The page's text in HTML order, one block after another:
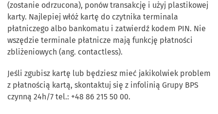
(zostanie odrzucona), ponów transakcję i użyj plastikowej
karty. Najlepiej włóż kartę do czytnika terminala
płatniczego albo bankomatu i zatwierdź kodem PIN. Nie
wszędzie terminale płatnicze mają funkcję płatności
zbliżeniowych (ang. contactless).
Jeśli zgubisz kartę lub będziesz mieć jakikolwiek problem
z płatnością kartą, skontaktuj się z infolinią Grupy BPS
czynną 24h/7 tel.: +48 86 215 50 00.